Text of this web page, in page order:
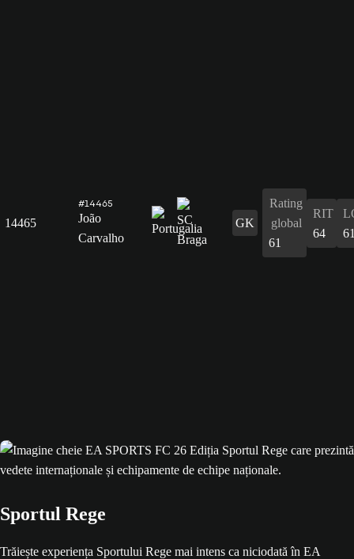
14465
#14465
João
Carvalho
GK
Rating
global
61
RIT
64
Sportul Rege
Trăiește experiența Sportului Rege mai intens ca niciodată în EA